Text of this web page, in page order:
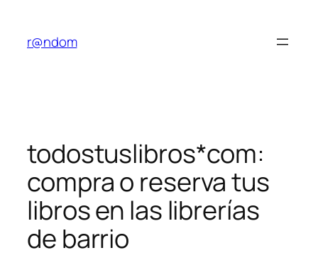
contenido
r@ndom
todostuslibros*com:
compra o reserva tus
libros en las librerías
de barrio